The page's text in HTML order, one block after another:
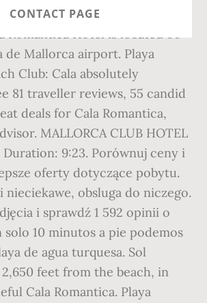
CONTACT PAGE
Romantica Hotel is located 50
de Mallorca airport. Playa
Club: Cala absolutely
81 traveller reviews, 55 candid
deals for Cala Romantica,
MALLORCA CLUB HOTEL
Duration: 9:23. Porównuj ceny i
oferty dotyczące pobytu.
nieciekawe, obsluga do niczego.
i sprawdź 1 592 opinii o
solo 10 minutos a pie podemos
de agua turquesa. Sol
2,650 feet from the beach, in
Cala Romantica. Playa